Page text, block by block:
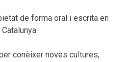
de forma oral i escrita en
conèixer noves cultures,